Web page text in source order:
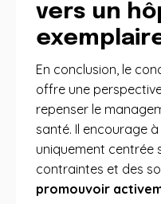
vers un
En conclusion, le
offre une
repenser le
santé. Il encourage
uniquement centrée
contraintes et des
promouvoir